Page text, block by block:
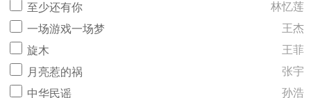
至少还有你
林忆莲
一场游戏一场梦
王杰
旋木
王菲
月亮惹的祸
张宇
中华民谣
孙浩